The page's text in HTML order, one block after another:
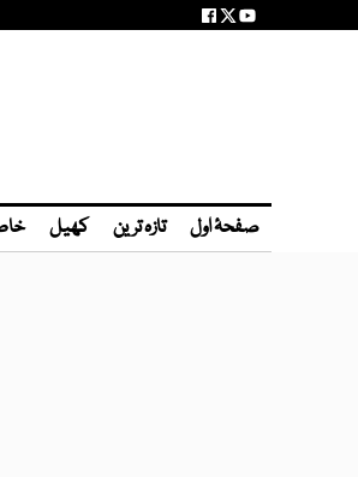
صفحۂ اول تازہ ترین کھیل